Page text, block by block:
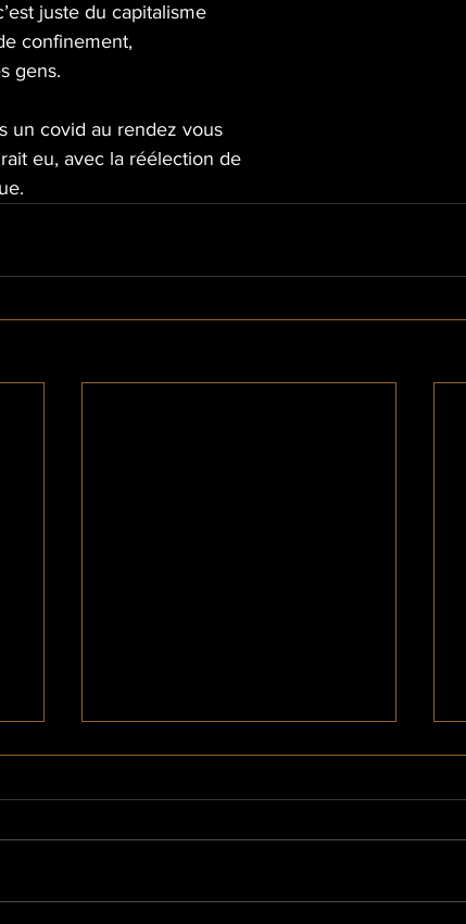
juste du capitalisme
confinement,
gens.
un covid au rendez vous
eu, avec la réélection de